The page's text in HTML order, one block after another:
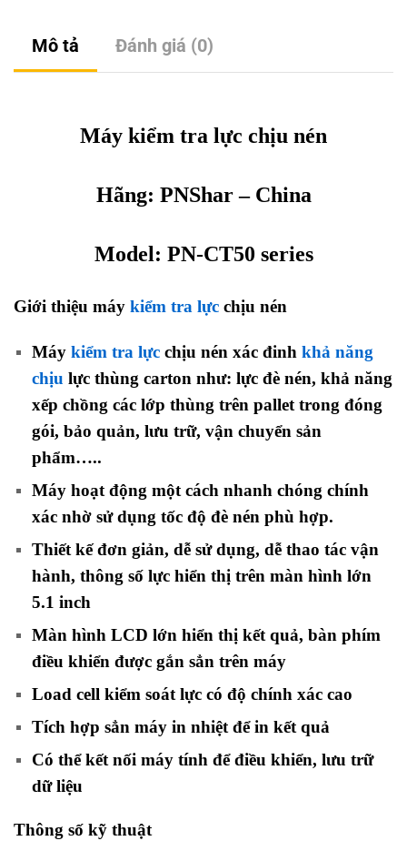
Mô tả Đánh giá (0)
Máy kiểm tra lực chịu nén
Hãng: PNShar– China
Model: PN-CT50 series
Giới thiệu máy kiểm tra lực chịu nén
Máy kiểm tra lực chịu nén xác đinh khả năng
chịu lực thùng carton như: lực đè nén, khả năng
xếp chồng các lớp thùng trên pallet trong đóng
gói, bảo quản, lưu trữ, vận chuyển sản
phẩm…..
Máy hoạt động một cách nhanh chóng chính
xác nhờ sử dụng tốc độ đè nén phù hợp.
Thiết kế đơn giản, dễ sử dụng, dễ thao tác vận
hành, thông số lực hiển thị trên màn hình lớn
5.1 inch
Màn hình LCD lớn hiển thị kết quả, bàn phím
điều khiển được gắn sẳn trên máy
Load cell kiểm soát lực có độ chính xác cao
Tích hợp sẳn máy in nhiệt để in kết quả
Có thể kết nối máy tính để điều khiển, lưu trữ
dữ liệu
Thông số kỹ thuật